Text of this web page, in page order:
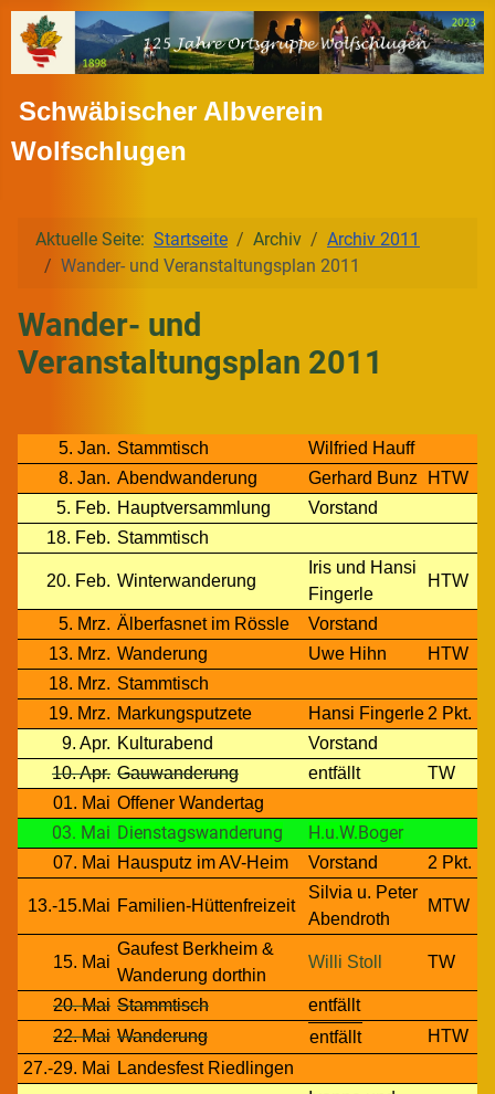
Schwäbischer Albverein
Wolfschlugen
Aktuelle Seite: Startseite Archiv
Archiv 2011
Wander- und Veranstaltungsplan 2011
Wander- und
Veranstaltungsplan 2011
5. Jan. Stammtisch
Wilfried Hauff
8. Jan. Abendwanderung Gerhard Bunz
HTW
5. Feb. Hauptversammlung
Vorstand
18. Feb. Stammtisch
20. Feb. Winterwanderung
Iris und Hansi
Fingerle
HTW
5. Mrz. Älberfasnet im Rössle
Vorstand
13. Mrz. Wanderung Uwe Hihn
HTW
18. Mrz. Stammtisch
19. Mrz. Markungsputzete Hansi Fingerle 2 Pkt.
9. Apr. Kulturabend
Vorstand
10. Apr. Gauwanderung entfällt
TW
01. Mai Offener Wandertag
03. Mai Dienstagswanderung H.u.W.Boger
07. Mai Hausputz im AV-Heim Vorstand 2 Pkt.
13.-15.Mai Familien-Hüttenfreizeit
Silvia u. Peter
Abendroth
MTW
15. Mai
Gaufest Berkheim &
Wanderung dorthin
Willi Stoll TW
20. Mai Stammtisch
entfällt
22. Mai Wanderung entfällt
HTW
27.-29. Mai Landesfest Riedlingen